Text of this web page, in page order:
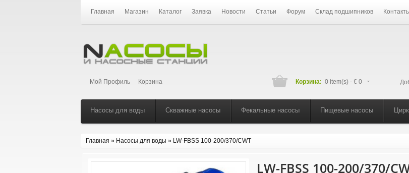
Главная Магазин Каталог Заявка Новости Статьи Форум Склад подшипников
Мой Профиль Корзина Корзина: 0 item(s) - € 0
Насосы для воды Скважные насосы Фекальные насосы Пищевые насосы
Главная » Насосы для воды » LW-FBSS 100-200/370/CWT
LW-FBSS 100-200/370/